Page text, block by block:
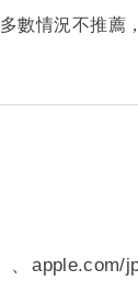
數情況不推薦
、